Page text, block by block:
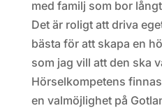
med familj som bor
Det är roligt att driva
bästa för att skapa en
som jag vill att den ska
Hörselkompetens
en valmöjlighet på